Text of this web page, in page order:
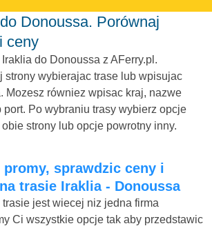
ceny
do Donoussa z AFerry.pl.
strony wybierajac trase lub wpisujac
Mozesz równiez wpisac kraj, nazwe
port. Po wybraniu trasy wybierz opcje
strony lub opcje powrotny inny.
trasie Iraklia - Donoussa
jest wiecej niz jedna firma
Ci wszystkie opcje tak aby przedstawic